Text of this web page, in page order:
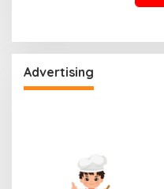
Advertising